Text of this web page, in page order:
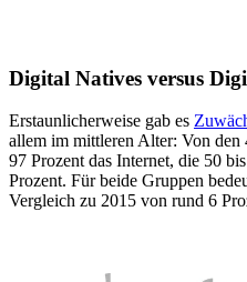
Digital Natives versus
Erstaunlicherweise gab es
allem im mittleren Alter: Von
97 Prozent das Internet, die 50
Prozent. Für beide Gruppen
Vergleich zu 2015 von rund 6